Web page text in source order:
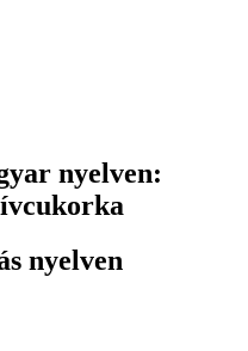
nyelven:
nyelven